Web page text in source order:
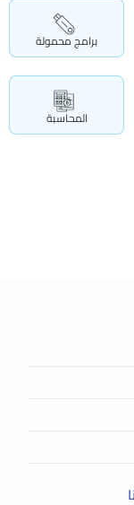
برامج محمولة
المحاسبة